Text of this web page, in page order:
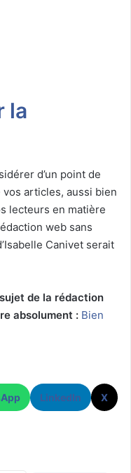
la
d’un point de
articles, aussi bien
lecteurs en matière
web sans
Canivet serait
de la rédaction
absolument : Bien
LinkedIn X